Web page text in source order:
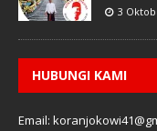
3
HUBUNGI KAMI
Email: